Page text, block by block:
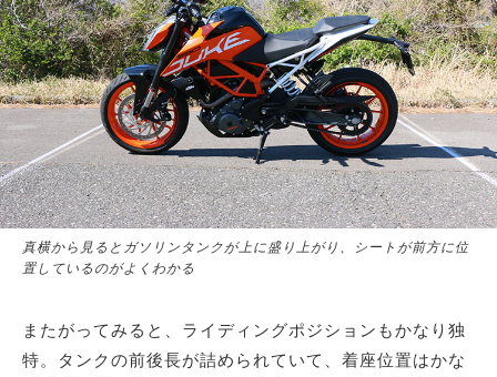
真横から見るとガソリンタンクが上に盛り上がり、シートが前方に位
置しているのがよくわかる
またがってみると、ライディングポジションもかなり独
特。タンクの前後長が詰められていて、着座位置はかな